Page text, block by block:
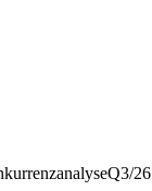
Q3/26